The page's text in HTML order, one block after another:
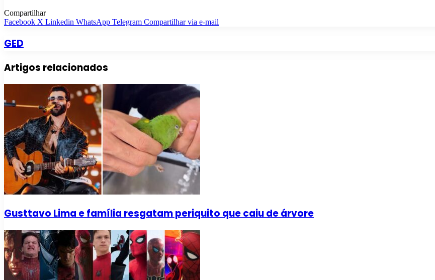
Compartilhar
Facebook X Linkedin WhatsApp Telegram Compartilhar via e-mail
GED
Artigos relacionados
Gusttavo Lima e família resgatam periquito que caiu de árvore